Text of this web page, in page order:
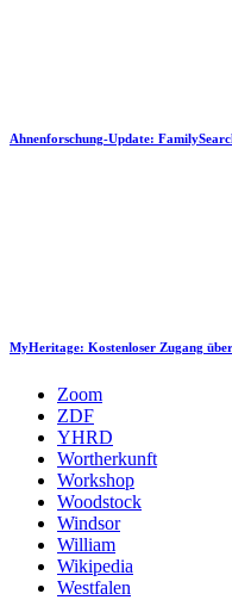
Ahnenforschung-Update:
MyHeritage: Kostenloser Zugang
Zoom
ZDF
YHRD
Wortherkunft
Workshop
Woodstock
Windsor
William
Wikipedia
Westfalen